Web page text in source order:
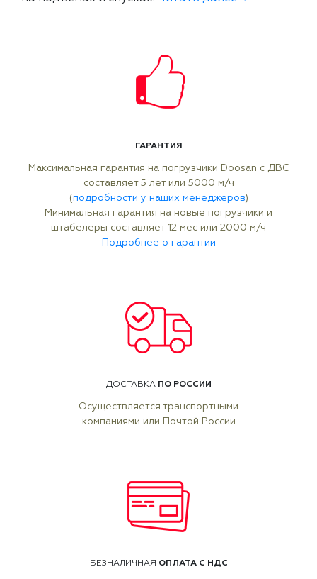
ГАРАНТИЯ
Максимальная гарантия на погрузчики Doosan с ДВС
составляет 5 лет или 5000 м/ч
(подробности у наших менеджеров)
Минимальная гарантия на новые погрузчики и
штабелеры составляет 12 мес или 2000 м/ч
Подробнее о гарантии
ДОСТАВКА ПО РОССИИ
Осуществляется транспортными
компаниями или Почтой России
БЕЗНАЛИЧНАЯ ОПЛАТА С НДС